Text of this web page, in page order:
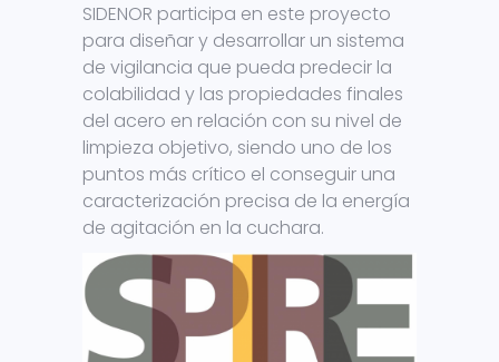
SIDENOR participa en este proyecto
para diseñar y desarrollar un sistema
de vigilancia que pueda predecir la
colabilidad y las propiedades finales
del acero en relación con su nivel de
limpieza objetivo, siendo uno de los
puntos más crítico el conseguir una
caracterización precisa de la energía
de agitación en la cuchara.